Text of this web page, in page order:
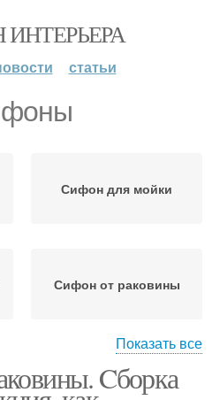
статьи
Сифон для мойки
Сифон от раковины
Бутылочные сифоны
Показать все
Cборка